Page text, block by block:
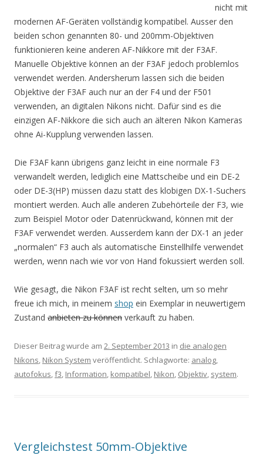
nicht mit
modernen AF-Geräten vollständig kompatibel. Ausser den
beiden schon genannten 80- und 200mm-Objektiven
funktionieren keine anderen AF-Nikkore mit der F3AF.
Manuelle Objektive können an der F3AF jedoch problemlos
verwendet werden. Andersherum lassen sich die beiden
Objektive der F3AF auch nur an der F4 und der F501
verwenden, an digitalen Nikons nicht. Dafür sind es die
einzigen AF-Nikkore die sich auch an älteren Nikon Kameras
ohne Ai-Kupplung verwenden lassen.
Die F3AF kann übrigens ganz leicht in eine normale F3
verwandelt werden, lediglich eine Mattscheibe und ein DE-2
oder DE-3(HP) müssen dazu statt des klobigen DX-1-Suchers
montiert werden. Auch alle anderen Zubehörteile der F3, wie
zum Beispiel Motor oder Datenrückwand, können mit der
F3AF verwendet werden. Ausserdem kann der DX-1 an jeder
„normalen“ F3 auch als automatische Einstellhilfe verwendet
werden, wenn nach wie vor von Hand fokussiert werden soll.
Wie gesagt, die Nikon F3AF ist recht selten, um so mehr
freue ich mich, in meinem shop ein Exemplar in neuwertigem
Zustand anbieten zu können verkauft zu haben.
Dieser Beitrag wurde am 2. September 2013 in die analogen
Nikons, Nikon System veröffentlicht. Schlagworte: analog,
autofokus,f3, Information, kompatibel, Nikon, Objektiv, system.
Vergleichstest 50mm-Objektive